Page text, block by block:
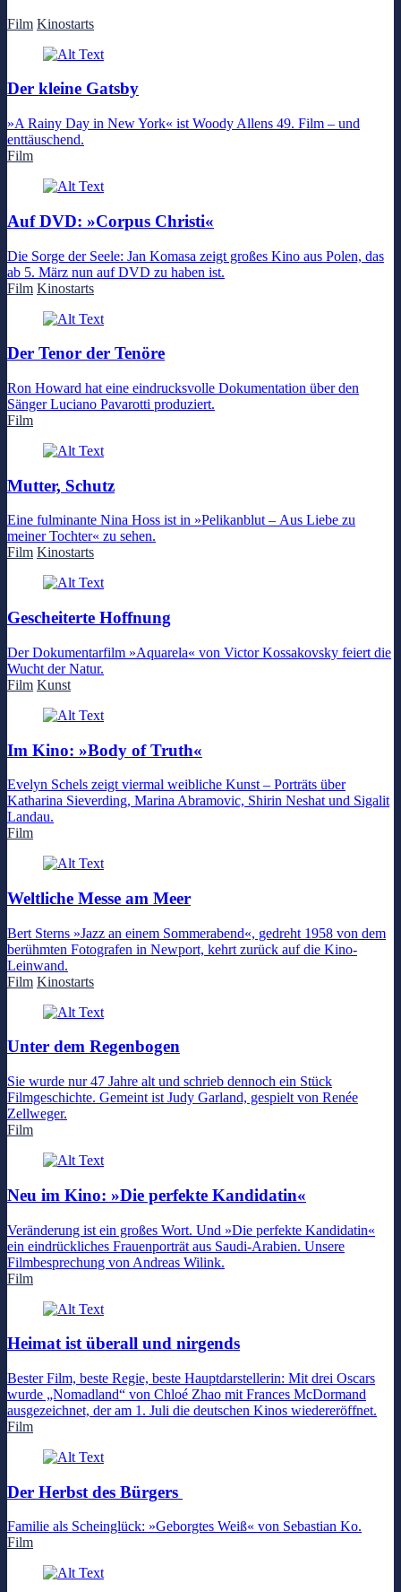
Film Kinostarts
Der kleine Gatsby
»A Rainy Day in New York« ist Woody Allens 49. Film – und
enttäuschend.
Film
Auf DVD: »Corpus Christi«
Die Sorge der Seele: Jan Komasa zeigt großes Kino aus Polen, das
ab 5. März nun auf DVD zu haben ist.
Film Kinostarts
Der Tenor der Tenöre
Ron Howard hat eine eindrucksvolle Dokumentation über den
Sänger Luciano Pavarotti produziert.
Film
Mutter, Schutz
Eine fulminante Nina Hoss ist in »Pelikanblut – Aus Liebe zu
meiner Tochter« zu sehen.
Film Kinostarts
Gescheiterte Hoffnung
Der Dokumentarfilm »Aquarela« von Victor Kossakovsky feiert die
Wucht der Natur.
Film Kunst
Im Kino: »Body of Truth«
Evelyn Schels zeigt viermal weibliche Kunst – Porträts über
Katharina Sieverding, Marina Abramovic, Shirin Neshat und Sigalit
Landau.
Film
Weltliche Messe am Meer
Bert Sterns »Jazz an einem Sommerabend«, gedreht 1958 von dem
berühmten Fotografen in Newport, kehrt zurück auf die Kino-
Leinwand.
Film Kinostarts
Unter dem Regenbogen
Sie wurde nur 47 Jahre alt und schrieb dennoch ein Stück
Filmgeschichte. Gemeint ist Judy Garland, gespielt von Renée
Zellweger.
Film
Neu im Kino: »Die perfekte Kandidatin«
Veränderung ist ein großes Wort. Und »Die perfekte Kandidatin«
ein eindrückliches Frauenporträt aus Saudi-Arabien. Unsere
Filmbesprechung von Andreas Wilink.
Film
Heimat ist überall und nirgends
Bester Film, beste Regie, beste Hauptdarstellerin: Mit drei Oscars
wurde „Nomadland“ von Chloé Zhao mit Frances McDormand
ausgezeichnet, der am 1. Juli die deutschen Kinos wiedereröffnet.
Film
Der Herbst des Bürgers
Familie als Scheinglück: »Geborgtes Weiß« von Sebastian Ko.
Film